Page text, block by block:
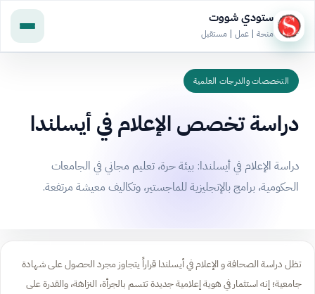
ستودي شووت
منحة | عمل | مستقبل
التخصصات والدرجات العلمية
دراسة تخصص الإعلام في أيسلندا
دراسة الإعلام في أيسلندا: بيئة حرة، تعليم مجاني في الجامعات
الحكومية، برامج بالإنجليزية للماجستير، وتكاليف معيشة مرتفعة.
تظل دراسة الصحافة و الإعلام في أيسلندا قراراً يتجاوز مجرد الحصول على شهادة
جامعية؛ إنه استثمار في هوية إعلامية جديدة تتسم بالجرأة، النزاهة، والقدرة على